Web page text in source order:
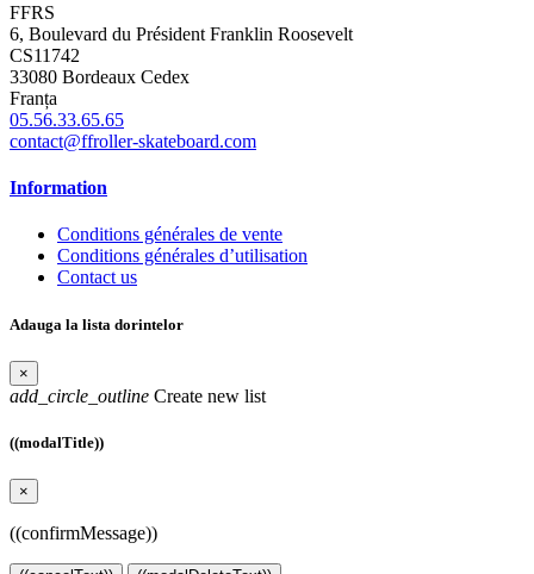
FFRS
6, Boulevard du Président Franklin Roosevelt
CS11742
33080 Bordeaux Cedex
Franța
05.56.33.65.65
contact@ffroller-skateboard.com
Information
Conditions générales de vente
Conditions générales d’utilisation
Contact us
Adauga la lista dorintelor
×
add_circle_outline Create new list
((modalTitle))
×
((confirmMessage))